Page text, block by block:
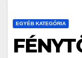
EGYÉB KATEGÓRIA